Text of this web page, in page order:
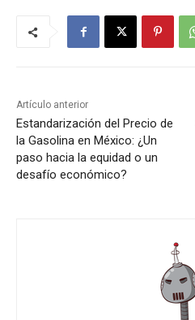
Artículo anterior
Estandarización del Precio de
la Gasolina en México: ¿Un
paso hacia la equidad o un
desafío económico?